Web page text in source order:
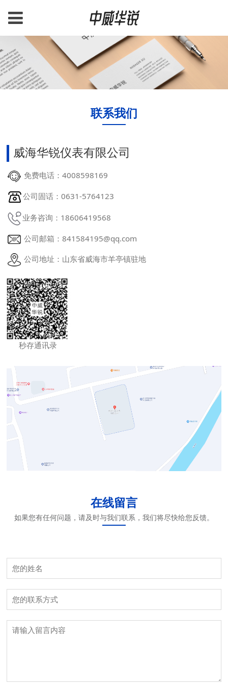
联系我们
威海华锐仪表有限公司
免费电话：4008598169
公司固话：0631-5764123
业务咨询：18606419568
公司邮箱：841584195@qq.com
公司地址：山东省威海市羊亭镇驻地
秒存通讯录
在线留言
如果您有任何问题，请及时与我们联系，我们将尽快给您反馈。